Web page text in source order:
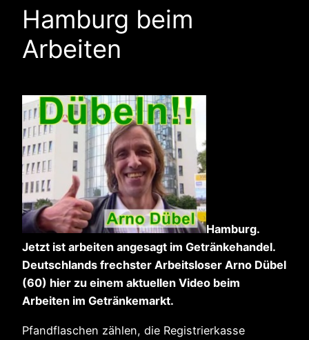
Hamburg beim
Arbeiten
Hamburg.
Jetzt ist arbeiten angesagt im Getränkehandel.
Deutschlands frechster Arbeitsloser Arno Dübel
(60) hier zu einem aktuellen Video beim
Arbeiten im Getränkemarkt.
Pfandflaschen zählen, die Registrierkasse